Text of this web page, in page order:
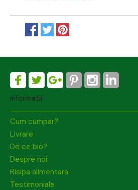
Informatii
Cum cumpar?
Livrare
De ce bio?
Despre noi
Risipa alimentara
Testimoniale